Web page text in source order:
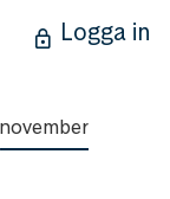
Logga in
november